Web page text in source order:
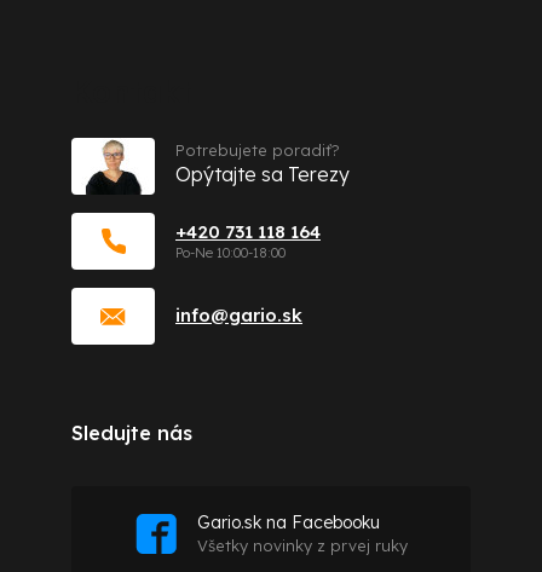
info@gario.sk
+420 731 118 164
Potrebujete poradiť?
Opýtajte sa Terezy
Sledujte nás
Gario.sk na Facebooku
Všetky novinky z prvej ruky